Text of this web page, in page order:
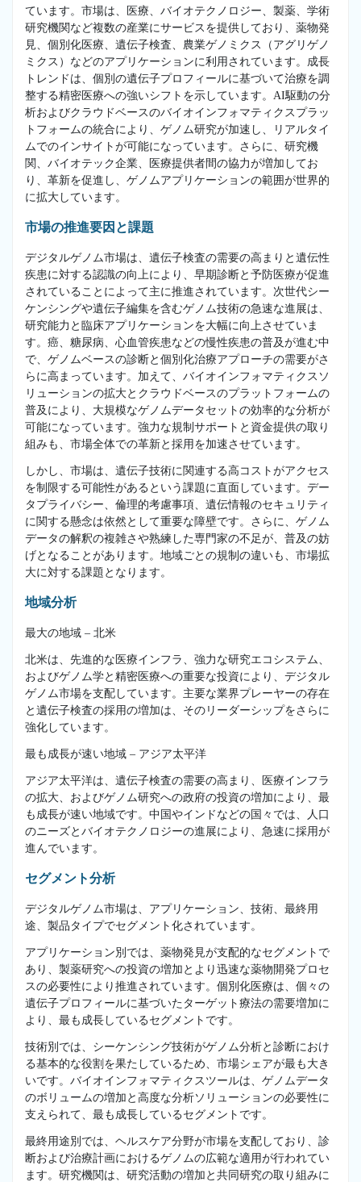
ています。市場は、医療、バイオテクノロジー、製薬、学術
研究機関など複数の産業にサービスを提供しており、薬物発
見、個別化医療、遺伝子検査、農業ゲノミクス（アグリゲノ
ミクス）などのアプリケーションに利用されています。成長
トレンドは、個別の遺伝子プロフィールに基づいて治療を調
整する精密医療への強いシフトを示しています。AI駆動の分
析およびクラウドベースのバイオインフォマティクスプラッ
トフォームの統合により、ゲノム研究が加速し、リアルタイ
ムでのインサイトが可能になっています。さらに、研究機
関、バイオテック企業、医療提供者間の協力が増加してお
り、革新を促進し、ゲノムアプリケーションの範囲が世界的
に拡大しています。
市場の推進要因と課題
デジタルゲノム市場は、遺伝子検査の需要の高まりと遺伝性
疾患に対する認識の向上により、早期診断と予防医療が促進
されていることによって主に推進されています。次世代シー
ケンシングや遺伝子編集を含むゲノム技術の急速な進展は、
研究能力と臨床アプリケーションを大幅に向上させていま
す。癌、糖尿病、心血管疾患などの慢性疾患の普及が進む中
で、ゲノムベースの診断と個別化治療アプローチの需要がさ
らに高まっています。加えて、バイオインフォマティクスソ
リューションの拡大とクラウドベースのプラットフォームの
普及により、大規模なゲノムデータセットの効率的な分析が
可能になっています。強力な規制サポートと資金提供の取り
組みも、市場全体での革新と採用を加速させています。
しかし、市場は、遺伝子技術に関連する高コストがアクセス
を制限する可能性があるという課題に直面しています。デー
タプライバシー、倫理的考慮事項、遺伝情報のセキュリティ
に関する懸念は依然として重要な障壁です。さらに、ゲノム
データの解釈の複雑さや熟練した専門家の不足が、普及の妨
げとなることがあります。地域ごとの規制の違いも、市場拡
大に対する課題となります。
地域分析
最大の地域 – 北米
北米は、先進的な医療インフラ、強力な研究エコシステム、
およびゲノム学と精密医療への重要な投資により、デジタル
ゲノム市場を支配しています。主要な業界プレーヤーの存在
と遺伝子検査の採用の増加は、そのリーダーシップをさらに
強化しています。
最も成長が速い地域 – アジア太平洋
アジア太平洋は、遺伝子検査の需要の高まり、医療インフラ
の拡大、およびゲノム研究への政府の投資の増加により、最
も成長が速い地域です。中国やインドなどの国々では、人口
のニーズとバイオテクノロジーの進展により、急速に採用が
進んでいます。
セグメント分析
デジタルゲノム市場は、アプリケーション、技術、最終用
途、製品タイプでセグメント化されています。
アプリケーション別では、薬物発見が支配的なセグメントで
あり、製薬研究への投資の増加とより迅速な薬物開発プロセ
スの必要性により推進されています。個別化医療は、個々の
遺伝子プロフィールに基づいたターゲット療法の需要増加に
より、最も成長しているセグメントです。
技術別では、シーケンシング技術がゲノム分析と診断におけ
る基本的な役割を果たしているため、市場シェアが最も大き
いです。バイオインフォマティクスツールは、ゲノムデータ
のボリュームの増加と高度な分析ソリューションの必要性に
支えられて、最も成長しているセグメントです。
最終用途別では、ヘルスケア分野が市場を支配しており、診
断および治療計画におけるゲノムの広範な適用が行われてい
ます。研究機関は、研究活動の増加と共同研究の取り組みに